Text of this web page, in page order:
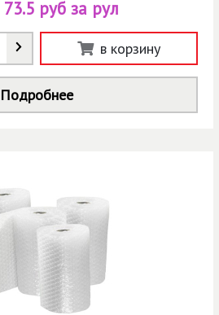
73.5 руб за рул
в корзину
Подробнее